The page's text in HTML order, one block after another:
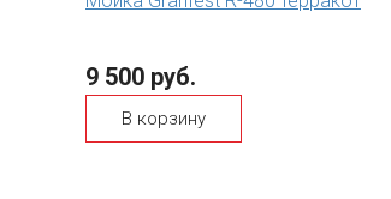
9 500 руб.
В корзину